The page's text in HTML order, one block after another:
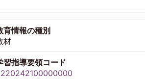
育情報の種別
材
習指導要領コード